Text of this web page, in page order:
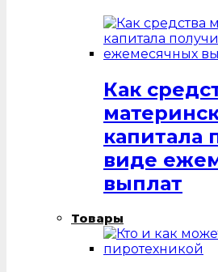
Как
капитала
виде
выплат
Товары